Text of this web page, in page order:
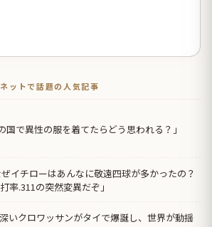
トで話題の人気記事
国で異性の服を着てたらどう思われる？」
ぜイチローはあんなに敬遠四球が多かったの？
率.311の突然変異だぞ」
いクロワッサンがタイで爆誕し、世界が動揺